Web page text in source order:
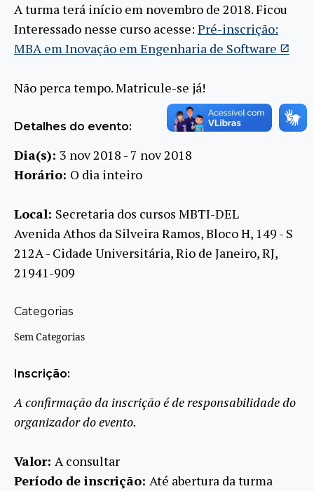
A turma terá início em novembro de 2018. Ficou
Interessado nesse curso acesse: Pré-inscrição:
MBA em Inovação em Engenharia de Software
Não perca tempo. Matricule-se já!
Detalhes do evento:
Dia(s): 3 nov 2018 - 7 nov 2018
Horário: O dia inteiro
Local: Secretaria dos cursos MBTI-DEL
Avenida Athos da Silveira Ramos, Bloco H, 149 - S
212A - Cidade Universitária, Rio de Janeiro, RJ,
21941-909
Categorias
Sem Categorias
Inscrição:
A confirmação da inscrição é de responsabilidade do
organizador do evento.
Valor: A consultar
Período de inscrição: Até abertura da turma